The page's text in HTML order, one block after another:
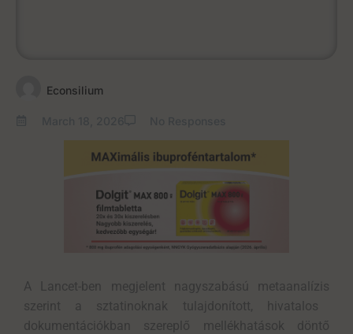
Econsilium
A Lancet-ben megjelent nagyszabású metaanalízis
szerint a
sztatinoknak tulajdonított, hivatalos
dokumentációkban
szereplő mellékhatások döntő